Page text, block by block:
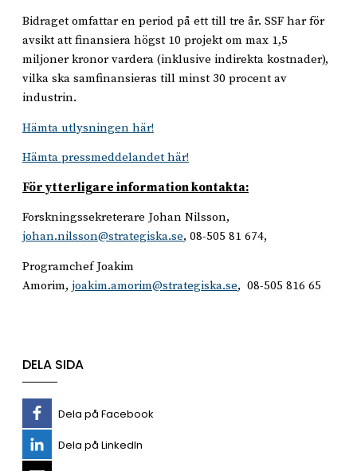
Bidraget omfattar en period på ett till tre år. SSF har för
avsikt att finansiera högst 10 projekt om max 1,5
miljoner kronor vardera (inklusive indirekta kostnader),
vilka ska samfinansieras till minst 30 procent av
industrin.
Hämta utlysningen här!
Hämta pressmeddelandet här!
För ytterligare information kontakta:
Forskningssekreterare Johan Nilsson,
johan.nilsson@strategiska.se, 08-505 81 674,
Programchef Joakim
Amorim, joakim.amorim@strategiska.se, 08-505 816 65
DELA SIDA
Dela på Facebook
Dela på LinkedIn